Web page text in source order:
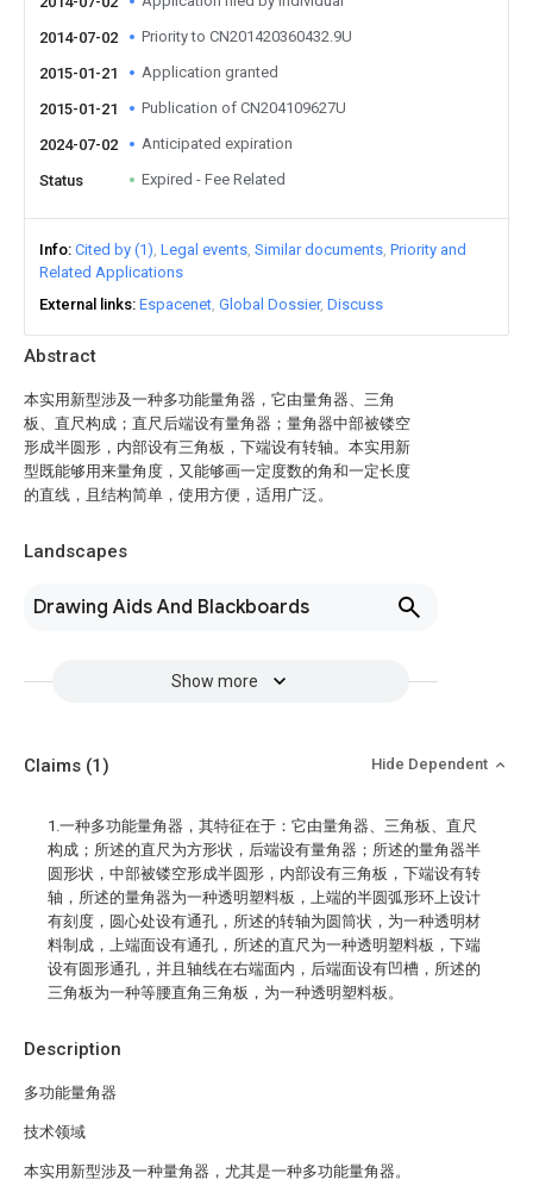
Abstract
本实用新型涉及一种多功能量角器，它由量角器、三角
板、直尺构成；直尺后端设有量角器；量角器中部被镂空
形成半圆形，内部设有三角板，下端设有转轴。本实用新
型既能够用来量角度，又能够画一定度数的角和一定长度
的直线，且结构简单，使用方便，适用广泛。
Landscapes
Drawing Aids And Blackboards
Show more
2014-07-02 Priority to CN201420360432.9U
2015-01-21 Application granted
2015-01-21 Publication of CN204109627U
2024-07-02 Anticipated expiration
Status Expired - Fee Related
Info Cited by (1) Legal events Similar documents Priority and
Related Applications
External links Espacenet Global Dossier Discuss
Description
多功能量角器
技术领域
本实用新型涉及一种量角器，尤其是一种多功能量角器。
Claims (1) Hide Dependent
1.一种多功能量角器，其特征在于：它由量角器、三角板、直尺
构成；所述的直尺为方形状，后端设有量角器；所述的量角器半
圆形状，中部被镂空形成半圆形，内部设有三角板，下端设有转
轴，所述的量角器为一种透明塑料板，上端的半圆弧形环上设计
有刻度，圆心处设有通孔，所述的转轴为圆筒状，为一种透明材
料制成，上端面设有通孔，所述的直尺为一种透明塑料板，下端
设有圆形通孔，并且轴线在右端面内，后端面设有凹槽，所述的
三角板为一种等腰直角三角板，为一种透明塑料板。